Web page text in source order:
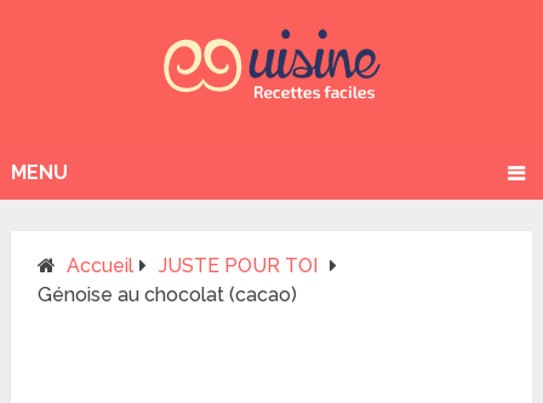
MENU
Accueil
JUSTE POUR TOI
Génoise au chocolat (cacao)